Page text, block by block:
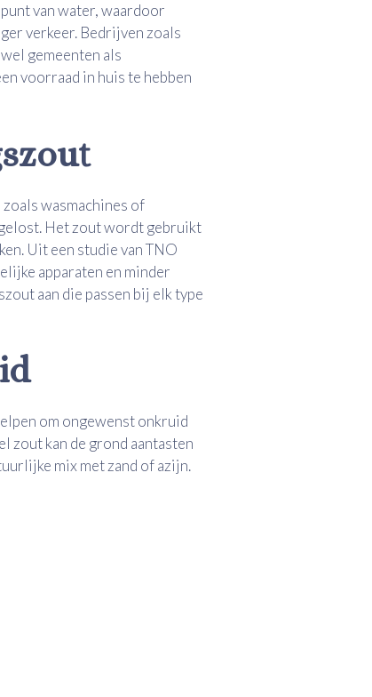
van water, waardoor
verkeer. Bedrijven zoals
gemeenten als
voorraad in huis te hebben
wasmachines of
Het zout wordt gebruikt
Uit een studie van TNO
apparaten en minder
aan die passen bij elk type
om ongewenst onkruid
zout kan de grond aantasten
mix met zand of azijn.